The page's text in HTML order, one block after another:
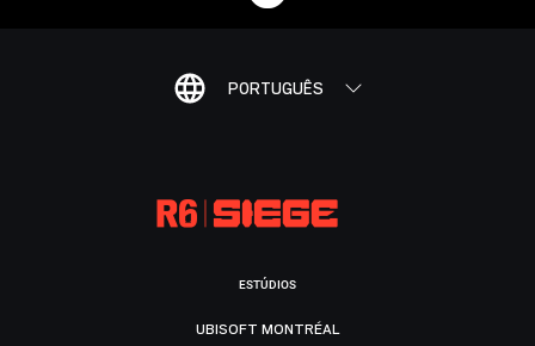
PORTUGUÊS
ESTÚDIOS
UBISOFT MONTRÉAL